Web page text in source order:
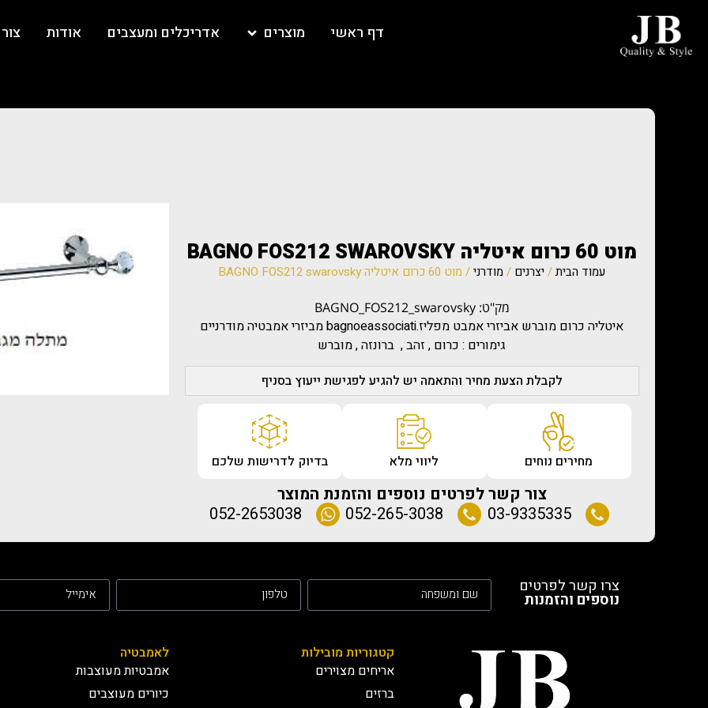
דף ראשי מוצרים אדריכלים ומעצבים אודות
מוט 60 כרום איטליה BAGNO FOS212 SWAROVSKY
עמוד הבית/ יצרנים / מודרני/ מוט 60 כרום איטליה BAGNO FOS212 swarovsky
מק"ט: BAGNO_FOS212_swarovsky
איטליה כרום מוברש אביזרי אמבט מפליז.bagnoeassociati מביזרי אמבטיה מודרניים
גימורים : כרום , זהב , ברונזה , מוברש
לקבלת הצעת מחיר והתאמה יש להגיע לפגישת ייעוץ בסניף
מחירים נוחים ליווי מלא בדיוק לדרישות שלכם
צור קשר לפרטים נוספים והזמנת המוצר
03-9335335
052-265-3038
052-2653038
צרו קשר לפרטים
נוספים והזמנות
קטגוריות מובילות
אריחים מצוירים
ברזים
לאמבטיה
אמבטיות מעוצבות
כיורים מעוצבים